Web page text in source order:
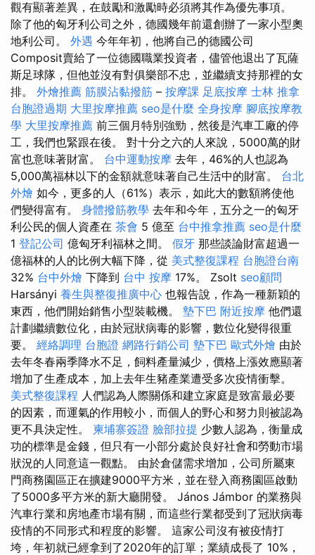
觀有顯著差異，在鼓勵和激勵時必須將其作為優先事項。
除了他的匈牙利公司之外，德國幾年前還創辦了一家小型奧
地利公司。 外遇 今年年初，他將自己的德國公司
Composit賣給了一位德國職業投資者，儘管他退出了瓦薩
斯足球隊，但他並沒有對俱樂部不忠，並繼續支持那裡的女
排。 外燴推薦 筋膜沾黏撥筋 – 按摩課 足底按摩 士林 推拿
台胞證過期 大里按摩推薦 seo是什麼 全身按摩 腳底按摩教
學 大里按摩推薦 前三個月特別強勁，然後是汽車工廠的停
工，我們也緊跟在後。 對十分之六的人來說，5000萬的財
富也意味著財富。 台中運動按摩 去年，46%的人也認為
5,000萬福林以下的金額就意味著自己生活中的財富。 台北
外燴 如今，更多的人（61%）表示，如此大的數額將使他
們變得富有。 身體撥筋教學 去年和今年，五分之一的匈牙
利公民的個人資產在 茶會 5 億至 台中推拿推薦 seo是什麼
1 登記公司 億匈牙利福林之間。 假牙 那些談論財富超過一
億福林的人的比例大幅下降，從 美式整復課程 台胞證台南
32% 台中外燴 下降到 台中 按摩 17%。 Zsolt seo顧問
Harsányi 養生與整復推廣中心 也報告說，作為一種新穎的
東西，他們開始銷售小型裝載機。 墊下巴 附近按摩 他們還
計劃繼續數位化，由於冠狀病毒的影響，數位化變得很重
要。 經絡調理 台胞證 網路行銷公司 墊下巴 歐式外燴 由於
去年冬春兩季降水不足，飼料產量減少，價格上漲效應顯著
增加了生產成本，加上去年生豬產業遭受多次疫情衝擊。
美式整復課程 人們認為人際關係和建立家庭是致富最必要
的因素，而運氣的作用較小，而個人的野心和努力則被認為
更不具決定性。 柬埔寨簽證 臉部拉提 少數人認為，衡量成
功的標準是金錢，但只有一小部分處於良好社會和勞動市場
狀況的人同意這一觀點。 由於倉儲需求增加，公司所屬東
門商務園區正在擴建9000平方米，並在登入商務園區啟動
了5000多平方米的新大廳開發。 János Jámbor 的業務與
汽車行業和房地產市場有關，而這些行業都受到了冠狀病毒
疫情的不同形式和程度的影響。 這家公司沒有被疫情打
垮，年初就已經拿到了2020年的訂單；業績成長了 10%，